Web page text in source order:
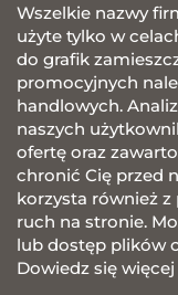
Wszelkie nazwy
użyte tylko w
do grafik
promocyjnych
handlowych.
naszych
ofertę oraz
chronić Cię przed
korzysta również
ruch na stronie.
lub dostęp plików
Dowiedz się